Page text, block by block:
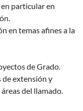
particular en
en temas afines a la
de Grado.
extensión y
del llamado.